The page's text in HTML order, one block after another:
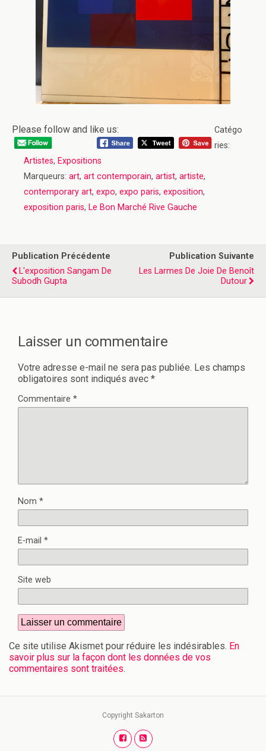
Please follow and like us:
Catégo
ries:
Artistes, Expositions
Marqueurs: art, art contemporain, artist, artiste,
contemporary art, expo, expo paris, exposition,
exposition paris, Le Bon Marché Rive Gauche
Publication Précédente
L'exposition Sangam De
Subodh Gupta
Publication Suivante
Les Larmes De Joie De Benoît
Dutour
Laisser un commentaire
Votre adresse e-mail ne sera pas publiée. Les champs
obligatoires sont indiqués avec *
Commentaire *
Nom *
E-mail *
Site web
Ce site utilise Akismet pour réduire les indésirables. En
savoir plus sur la façon dont les données de vos
commentaires sont traitées.
Copyright Sakarton